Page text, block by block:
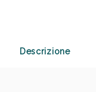
Descrizione